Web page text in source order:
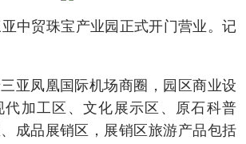
贸珠宝产业园正式开门营业。记
凤凰国际机场商圈，园区商业设
代加工区、文化展示区、原石科普
成品展销区，展销区旅游产品包括